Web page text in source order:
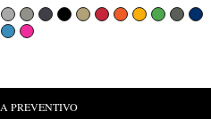
PREVENTIVO